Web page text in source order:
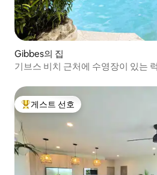
Gibbes의 집
기브스 비치 근처에 수영장이 있는
상위 게스트 선호
게스트 선호